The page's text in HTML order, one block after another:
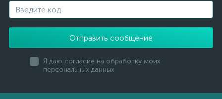
Отправить сообщение
Я даю согласие на обработку моих
персональных данных